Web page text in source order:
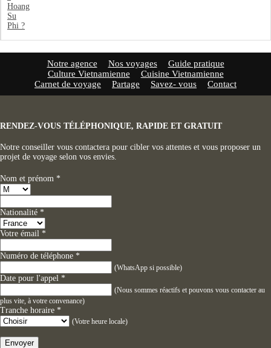
Notre agence Nos voyages
Guide pratique
Culture Vietnamienne
Cuisine Vietnamienne
Carnet de voyage
Partage Savez- vous Contact
RENDEZ-VOUS TÉLÉPHONIQUE, RAPIDE ET GRATUIT
Notre conseiller vous contactera pour cibler vos attentes et vous proposer un
projet de voyage selon vos envies.
Nom et prénom *
Nationalité *
Votre émail *
Numéro de téléphone *
(WhatsApp si possible)
Date pour l'appel *
(Nous sommes réactifs et pouvons vous contacter au
plus vite, à votre convenance)
Tranche horaire *
(Votre heure locale)
Envoyer